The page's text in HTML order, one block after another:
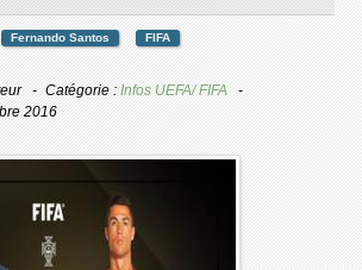
Fernando Santos FIFA
Catégorie :Infos UEFA/ FIFA
2016